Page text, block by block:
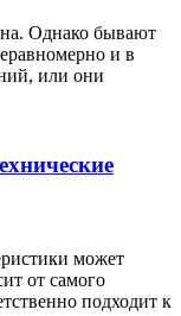
Однако бывают
и в
или они
может
от самого
подходит к